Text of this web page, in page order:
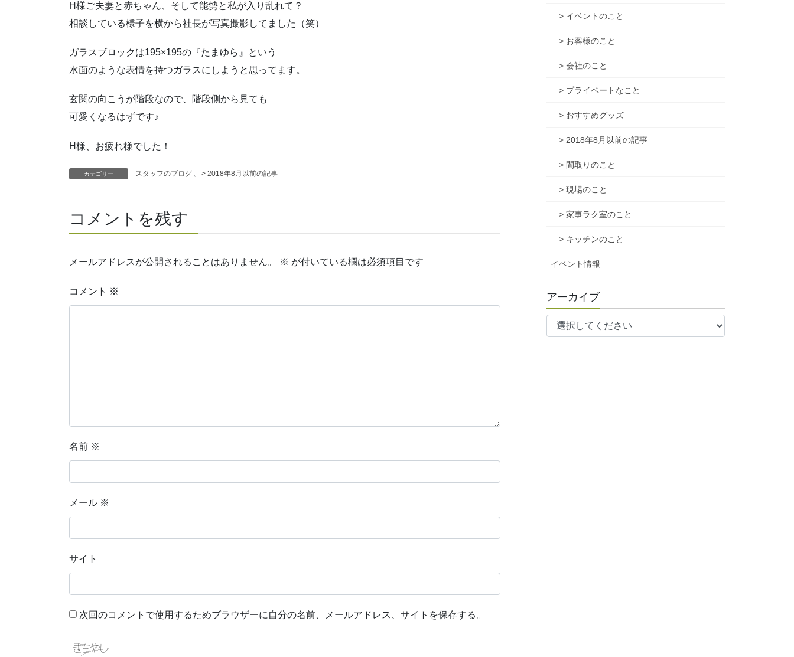
H様ご夫妻と赤ちゃん、そして能勢と私が入り乱れて？
相談している様子を横から社長が写真撮影してました（笑）
ガラスブロックは195×195の『たまゆら』という
水面のような表情を持つガラスにしようと思ってます。
玄関の向こうが階段なので、階段側から見ても
可愛くなるはずです♪
H様、お疲れ様でした！
カテゴリー スタッフのブログ 、 > 2018年8月以前の記事
コメントを残す
メールアドレスが公開されることはありません。 ※ が付いている欄は必須項目です
コメント ※
名前 ※
メール ※
サイト
次回のコメントで使用するためブラウザーに自分の名前、メールアドレス、サイトを保存する。
> イベントのこと
> お客様のこと
> 会社のこと
> プライベートなこと
> おすすめグッズ
> 2018年8月以前の記事
> 間取りのこと
> 現場のこと
> 家事ラク室のこと
> キッチンのこと
イベント情報
アーカイブ